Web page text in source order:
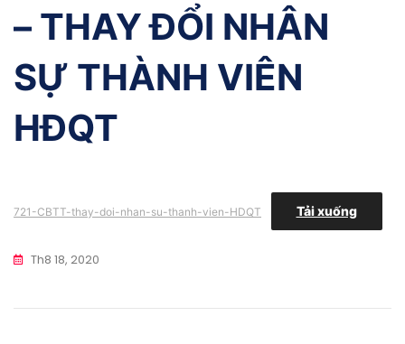
– THAY ĐỔI NHÂN
SỰ THÀNH VIÊN
HĐQT
721-CBTT-thay-doi-nhan-su-thanh-vien-HDQT Tải xuống
Th8 18, 2020